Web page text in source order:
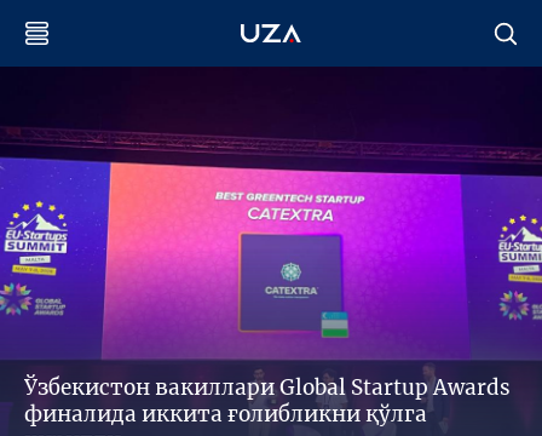
Ўзбекистон вакиллари Global Startup Awards
финалида иккита ғолибликни қўлга